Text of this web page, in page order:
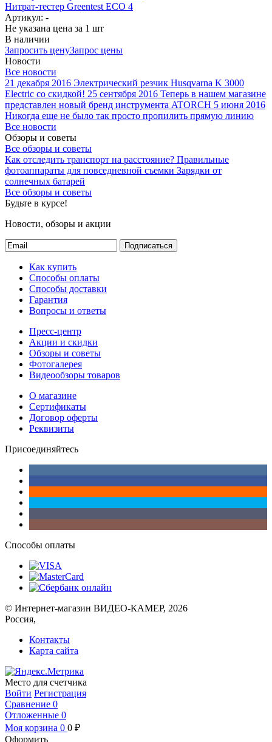
Нитрат-тестер Greentest ECO 4
Артикул: -
Не указана цена за 1 шт
В наличии
Запросить ценуЗапрос цены
Новости
Все новости
21 декабря 2016 Электрический резчик Husqvarna K 3000
Electric со скидкой! 25 сентября 2016 Теперь в нашем магазине
представлен новый бренд инструмента ATORCH 5 июня 2016
Никогда еще не было так просто пропилить прямую линию
Все новости
Обзоры и советы
Все обзоры и советы
Как отследить транспорт на расстояние? Правильные
фотоаппараты для повседневной съемки Зарядки от
солнечных батарей
Все обзоры и советы
Будьте в курсе!
Новости, обзоры и акции
Подписаться
Как купить
Способы оплаты
Способы доставки
Гарантия
Вопросы и ответы
Пресс-центр
Акции и скидки
Обзоры и советы
Фотогалерея
Видеообзоры товаров
О магазине
Сертификаты
Договор оферты
Реквизиты
Присоединяйтесь
Способы оплаты
© Интернет-магазин ВИДЕО-КАМЕР, 2026
Россия,
Контакты
Карта сайта
Место для счетчика
Войти Регистрация
Сравнение 0
Отложенные 0
Моя корзина 0 0 ₽
Оформить